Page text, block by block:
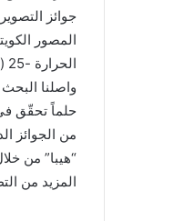
جوائز
المصور
واصلنا
من الجوائز
“هيبا” من
المزيد من